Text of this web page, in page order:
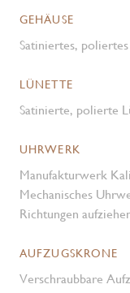
GEHÄUSE
Satiniertes,
LÜNETTE
Satinierte, polierte
UHRWERK
Manufakturwerk
Mechanisches
Richtungen
AUFZUGSKRONE
Verschraubbare